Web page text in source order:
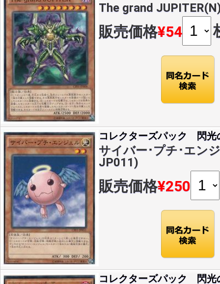
The grand
販売価格¥54
コレクターズパック 閃光
サイバー･プチ･エン
JP011)
販売価格¥250
コレクターズパック 閃光